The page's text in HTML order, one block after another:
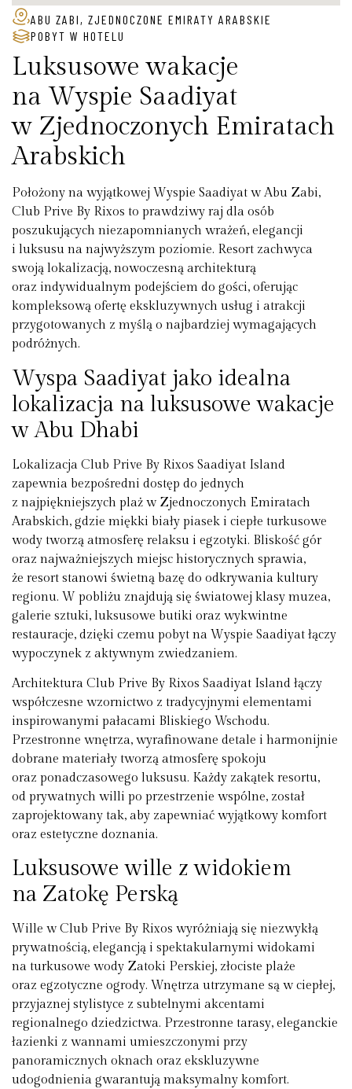
ABU ZABI, ZJEDNOCZONE EMIRATY ARABSKIE
POBYT W HOTELU
Luksusowe wakacje
na Wyspie Saadiyat
w Zjednoczonych Emiratach
Arabskich
Położony na wyjątkowej Wyspie Saadiyat w Abu Zabi,
Club Prive By Rixos to prawdziwy raj dla osób
poszukujących niezapomnianych wrażeń, elegancji
i luksusu na najwyższym poziomie. Resort zachwyca
swoją lokalizacją, nowoczesną architekturą
oraz indywidualnym podejściem do gości, oferując
kompleksową ofertę ekskluzywnych usług i atrakcji
przygotowanych z myślą o najbardziej wymagających
podróżnych.
Wyspa Saadiyat jako idealna
lokalizacja na luksusowe wakacje
w Abu Dhabi
Lokalizacja Club Prive By Rixos Saadiyat Island
zapewnia bezpośredni dostęp do jednych
z najpiękniejszych plaż w Zjednoczonych Emiratach
Arabskich, gdzie miękki biały piasek i ciepłe turkusowe
wody tworzą atmosferę relaksu i egzotyki. Bliskość gór
oraz najważniejszych miejsc historycznych sprawia,
że resort stanowi świetną bazę do odkrywania kultury
regionu. W pobliżu znajdują się światowej klasy muzea,
galerie sztuki, luksusowe butiki oraz wykwintne
restauracje, dzięki czemu pobyt na Wyspie Saadiyat łączy
wypoczynek z aktywnym zwiedzaniem.
Architektura Club Prive By Rixos Saadiyat Island łączy
współczesne wzornictwo z tradycyjnymi elementami
inspirowanymi pałacami Bliskiego Wschodu.
Przestronne wnętrza, wyrafinowane detale i harmonijnie
dobrane materiały tworzą atmosferę spokoju
oraz ponadczasowego luksusu. Każdy zakątek resortu,
od prywatnych willi po przestrzenie wspólne, został
zaprojektowany tak, aby zapewniać wyjątkowy komfort
oraz estetyczne doznania.
Luksusowe wille z widokiem
na Zatokę Perską
Wille w Club Prive By Rixos wyróżniają się niezwykłą
prywatnością, elegancją i spektakularnymi widokami
na turkusowe wody Zatoki Perskiej, złociste plaże
oraz egzotyczne ogrody. Wnętrza utrzymane są w ciepłej,
przyjaznej stylistyce z subtelnymi akcentami
regionalnego dziedzictwa. Przestronne tarasy, eleganckie
łazienki z wannami umieszczonymi przy
panoramicznych oknach oraz ekskluzywne
udogodnienia gwarantują maksymalny komfort.